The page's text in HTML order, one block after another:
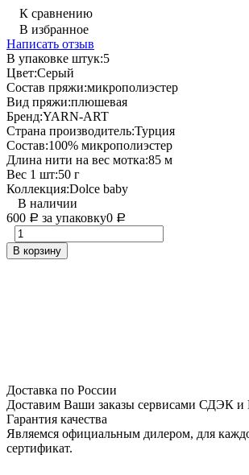
К сравнению
В избранное
Написать отзыв
В упаковке штук:5
Цвет:Серый
Состав пряжи:микрополиэстер
Вид пряжи:плюшевая
Бренд:YARN-ART
Страна производитель:Турция
Состав:100% микрополиэстер
Длина нити на вес мотка:85 м
Вес 1 шт:50 г
Коллекция:Dolce baby
В наличии
600 Р за упаковку0 Р
В корзину
Доставка по России
Доставим Ваши заказы сервисами СДЭК и
Гарантия качества
Являемся официальным дилером, для
сертификат.